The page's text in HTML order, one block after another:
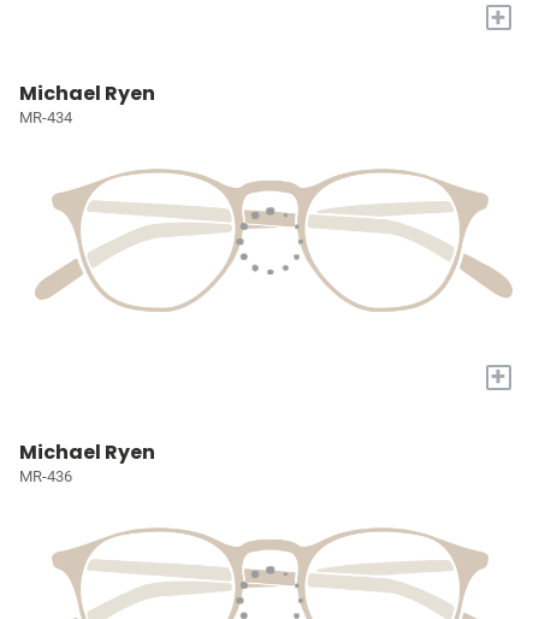
+
Michael Ryen
MR-434
+
Michael Ryen
MR-436